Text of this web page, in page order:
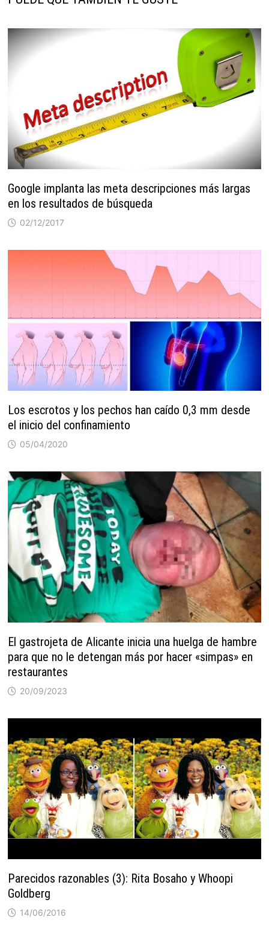
Google implanta las meta descripciones más largas
en los resultados de búsqueda
02/12/2017
Los escrotos y los pechos han caído 0,3 mm desde
el inicio del confinamiento
05/04/2020
El gastrojeta de Alicante inicia una huelga de hambre
para que no le detengan más por hacer «simpas» en
restaurantes
20/09/2023
Parecidos razonables (3): Rita Bosaho y Whoopi
Goldberg
14/06/2016